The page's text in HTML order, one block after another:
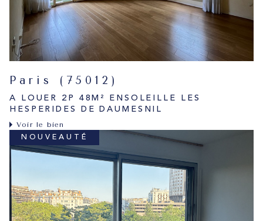
Paris (75012)
A LOUER 2P 48M² ENSOLEILLE LES
HESPERIDES DE DAUMESNIL
Voir le bien
NOUVEAUTÉ